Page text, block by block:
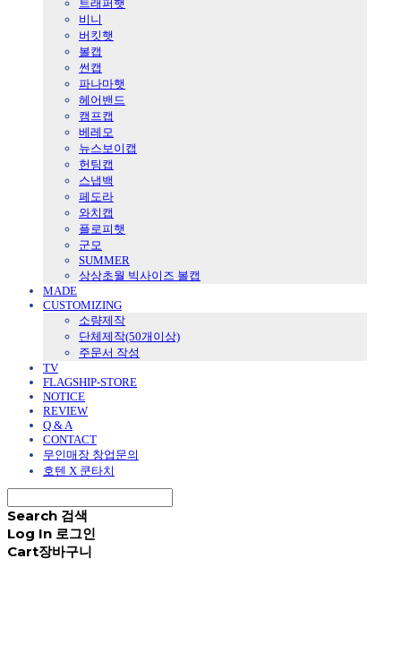
트래퍼햇
비니
버킷햇
볼캡
썬캡
파나마햇
헤어밴드
캠프캡
베레모
뉴스보이캡
헌팅캡
스냅백
페도라
와치캡
플로피햇
군모
SUMMER
상상초월 빅사이즈 볼캡
MADE
CUSTOMIZING
소량제작
단체제작(50개이상)
주문서 작성
TV
FLAGSHIP-STORE
NOTICE
REVIEW
Q & A
CONTACT
무인매장 창업문의
호텐 X 쿤타치
Search 검색
Log In 로그인
Cart장바구니